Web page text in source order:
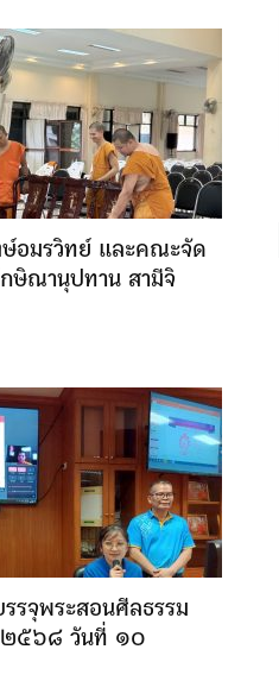
อมรวิทย์ และคณะจัด
ษิณานุปทาน สามีจิ
รจุพระสอนศีลธรรม
๒๕๖๘ วันที่ ๑๐